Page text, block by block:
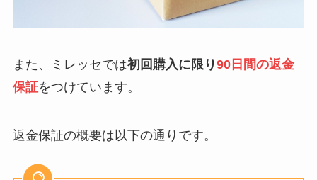
また、ミレッセでは初回購入に限り90日間の返金
保証をつけています。
返金保証の概要は以下の通りです。